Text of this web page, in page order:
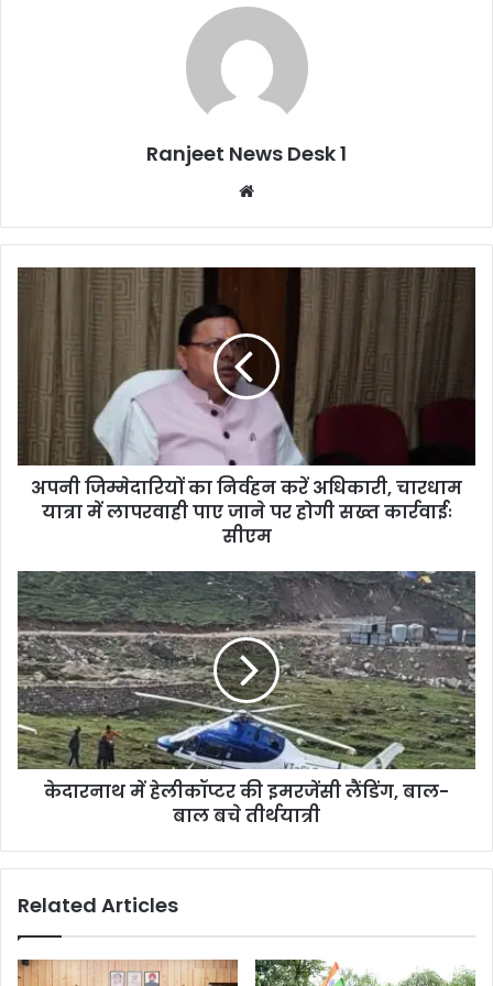
Ranjeet News Desk 1
te
अपनी जिम्मेदारियों का निर्वहन करें अधिकारी, चारधाम
यात्रा में लापरवाही पाए जाने पर होगी सख्त कार्रवाईः
सीएम
केदारनाथ में हेलीकॉप्टर की इमरजेंसी लैंडिंग, बाल-
बाल बचे तीर्थयात्री
Related Articles